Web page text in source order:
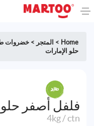
Home
> المتجر > خضروات
حلو الإمارات
فلفل أصفر حلو
4kg / ctn